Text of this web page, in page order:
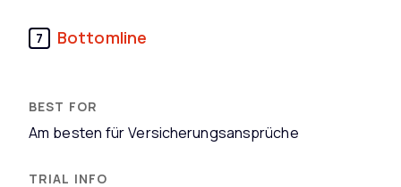
7 Bottomline
Am besten für Versicherungsansprüche